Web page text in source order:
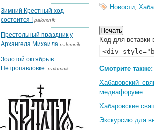
Новости,
Код для вставки
Смотрите также:
Хабаровский
медиафоруме
Хабаровские
Экскурсию для
Зимний Крестный ход
состоится ! palomnik
Престольный праздник у
Архангела Михаила palomnik
Золотой октябрь в
Петропавловке. palomnik